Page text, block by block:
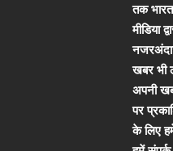
तक
मीडिया
खबर भी
अपनी
पर
के लिए